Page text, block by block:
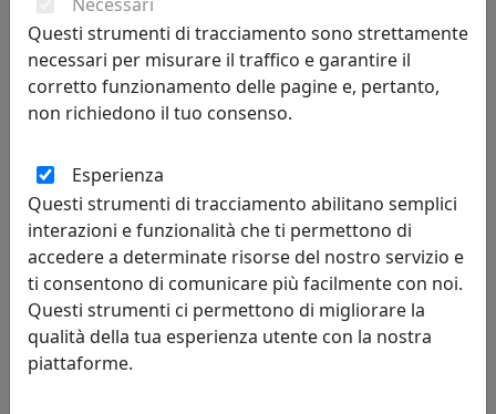
OROLOGIO DA PARETE FREEBIRD 2485BL BLU
Progetti
Questi strumenti di tracciamento sono strettamente
necessari per misurare il traffico e garantire il
corretto funzionamento delle pagine e, pertanto,
non richiedono il tuo consenso.
Esperienza
Questi strumenti di tracciamento abilitano semplici
interazioni e funzionalità che ti permettono di
accedere a determinate risorse del nostro servizio e
ti consentono di comunicare più facilmente con noi.
Questi strumenti ci permettono di migliorare la
qualità della tua esperienza utente con la nostra
piattaforme.